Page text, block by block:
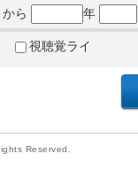
から 年
視聴覚ライ
Reserved.